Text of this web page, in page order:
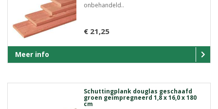
onbehandeld..
€ 21,25
Meer info
Schuttingplank douglas geschaafd
groen geïmpregneerd 1,8 x 16,0 x 180
cm